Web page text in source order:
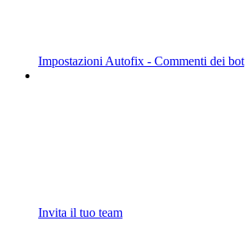
Impostazioni Autofix - Commenti dei bot
Invita il tuo team